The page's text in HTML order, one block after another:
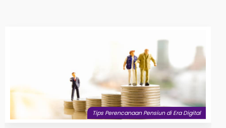
Tips Perencanaan Pensiun di Era Digital